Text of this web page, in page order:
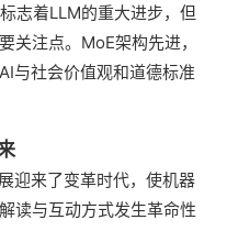
志着LLM的重大进步，但
关注点。MoE架构先进，
与社会价值观和道德标准
迎来了变革时代，使机器
读与互动方式发生革命性